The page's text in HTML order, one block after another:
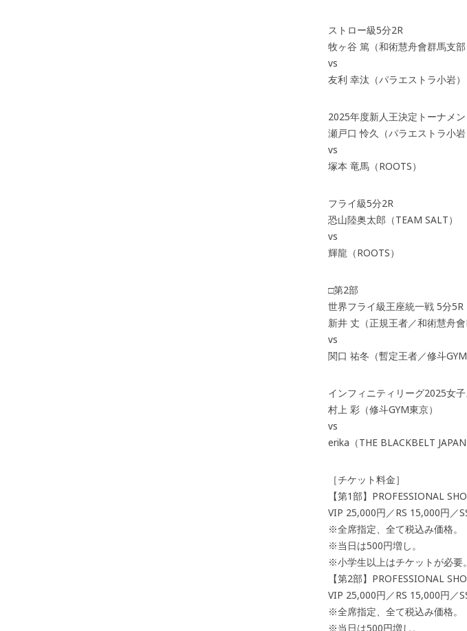
ストロー級5分2R
牧ヶ谷 篤（和術慧舟會群馬支部
vs
友利 幸汰（パラエストラ小岩）
2025年度新人王決定トーナメ
瀬戸口 怜久（パラエストラ小岩
vs
塚本 竜馬（ROOTS）
フライ級5分2R
恐山陸奥太郎（TEAM SALT）
vs
輝龍（ROOTS）
□第2部
世界フライ級王座統一戦 5分5R
新井 丈（正規王者／和術慧舟會
vs
関口 祐冬（暫定王者／修斗GYM
インフィニティリーグ2025女
村上 彩（修斗GYM東京）
vs
erika（THE BLACKBELT JAPAN
［チケット料金］
【第1部】PROFESSIONAL
VIP 25,000円／RS 15,000円／
※全席指定、全て税込み価格。
※当日は500円増し。
※小学生以上はチケットが必要。
【第2部】PROFESSIONAL
VIP 25,000円／RS 15,000円／
※全席指定、全て税込み価格。
※当日は500円増し。